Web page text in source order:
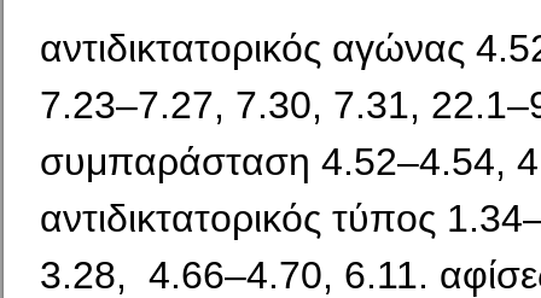
αντιδικτατορικός αγώνας
7.23–7.27, 7.30, 7.31,
συμπαράσταση 4.52–4.54,
αντιδικτατορικός τύπος
3.28, 4.66–4.70, 6.11.